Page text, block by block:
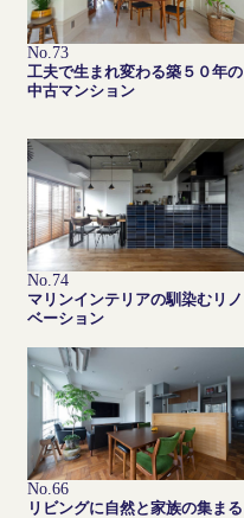
No.73
工夫で生まれ変わる築５０年の
中古マンション
No.74
マリンインテリアの馴染むリノ
ベーション
No.66
リビングに自然と家族の集まる